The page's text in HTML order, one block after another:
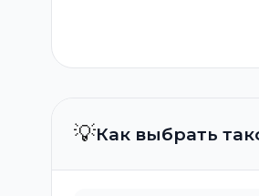
💡Как выбрать